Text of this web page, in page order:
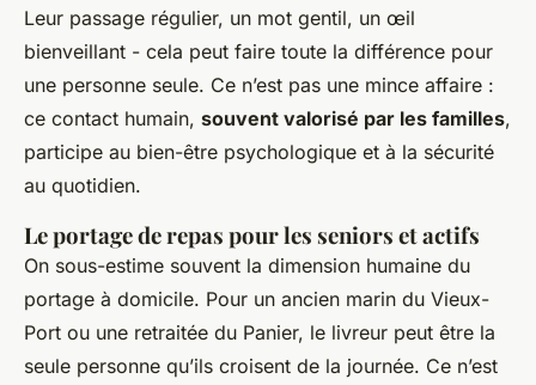
Leur passage régulier, un mot gentil, un œil
bienveillant - cela peut faire toute la différence pour
une personne seule. Ce n’est pas une mince affaire :
ce contact humain, souvent valorisé par les familles,
participe au bien-être psychologique et à la sécurité
au quotidien.
Le portage de repas pour les seniors et actifs
On sous-estime souvent la dimension humaine du
portage à domicile. Pour un ancien marin du Vieux-
Port ou une retraitée du Panier, le livreur peut être la
seule personne qu’ils croisent de la journée. Ce n’est